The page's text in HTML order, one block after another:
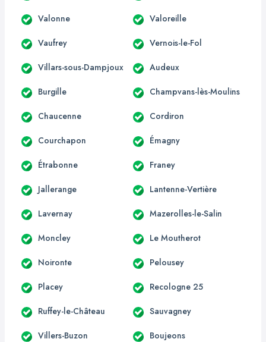
Valonne Valoreille
Vaufrey Vernois-le-Fol
Villars-sous-Dampjoux Audeux
Burgille Champvans-lès-Moulins
Chaucenne Cordiron
Courchapon Émagny
Étrabonne Franey
Jallerange Lantenne-Vertière
Lavernay Mazerolles-le-Salin
Moncley Le Moutherot
Noironte Pelousey
Placey Recologne 25
Ruffey-le-Château Sauvagney
Villers-Buzon Boujeons